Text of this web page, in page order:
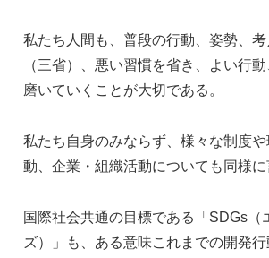
私たち人間も、普段の行動、姿勢、
（三省）、悪い習慣を省き、よい行
磨いていくことが大切である。
私たち自身のみならず、様々な制度
動、企業・組織活動についても同様に
国際社会共通の目標である「SDGs（
ズ）」も、ある意味これまでの開発